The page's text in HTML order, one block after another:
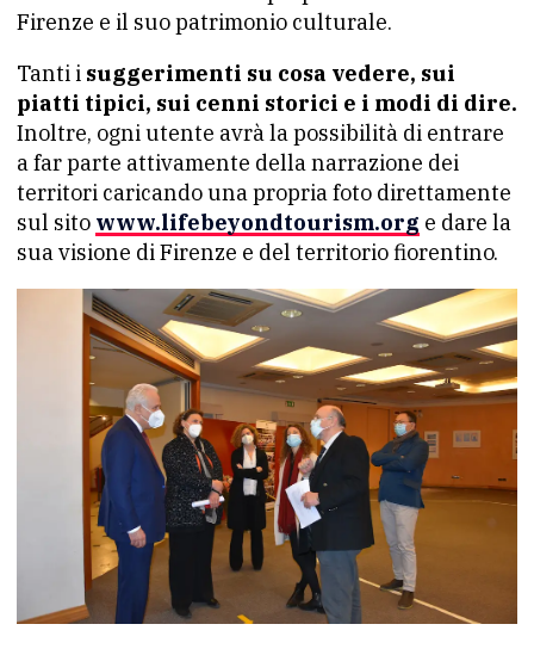
Firenze e il suo patrimonio culturale.
Tanti i suggerimenti su cosa vedere, sui
piatti tipici, sui cenni storici e i modi di dire.
Inoltre, ogni utente avrà la possibilità di entrare
a far parte attivamente della narrazione dei
territori caricando una propria foto direttamente
sul sito www.lifebeyondtourism.org e dare la
sua visione di Firenze e del territorio fiorentino.